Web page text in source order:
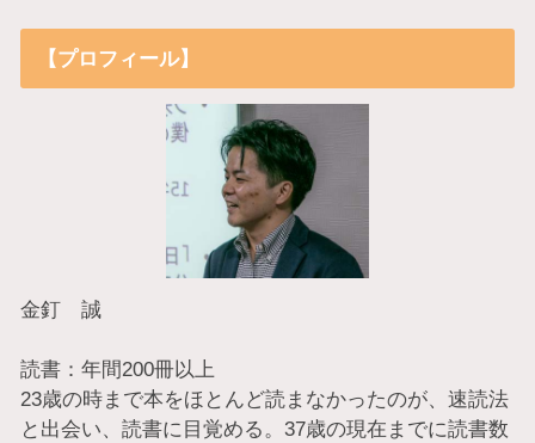
【プロフィール】
金釘 誠
読書：年間200冊以上
23歳の時まで本をほとんど読まなかったのが、速読法
と出会い、読書に目覚める。37歳の現在までに読書数